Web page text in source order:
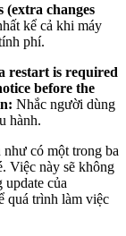
(extra changes
kể cả khi máy
phí.
restart is required
before the
Nhắc người dùng
hành.
có một trong ba
Việc này sẽ không
của
quá trình làm việc